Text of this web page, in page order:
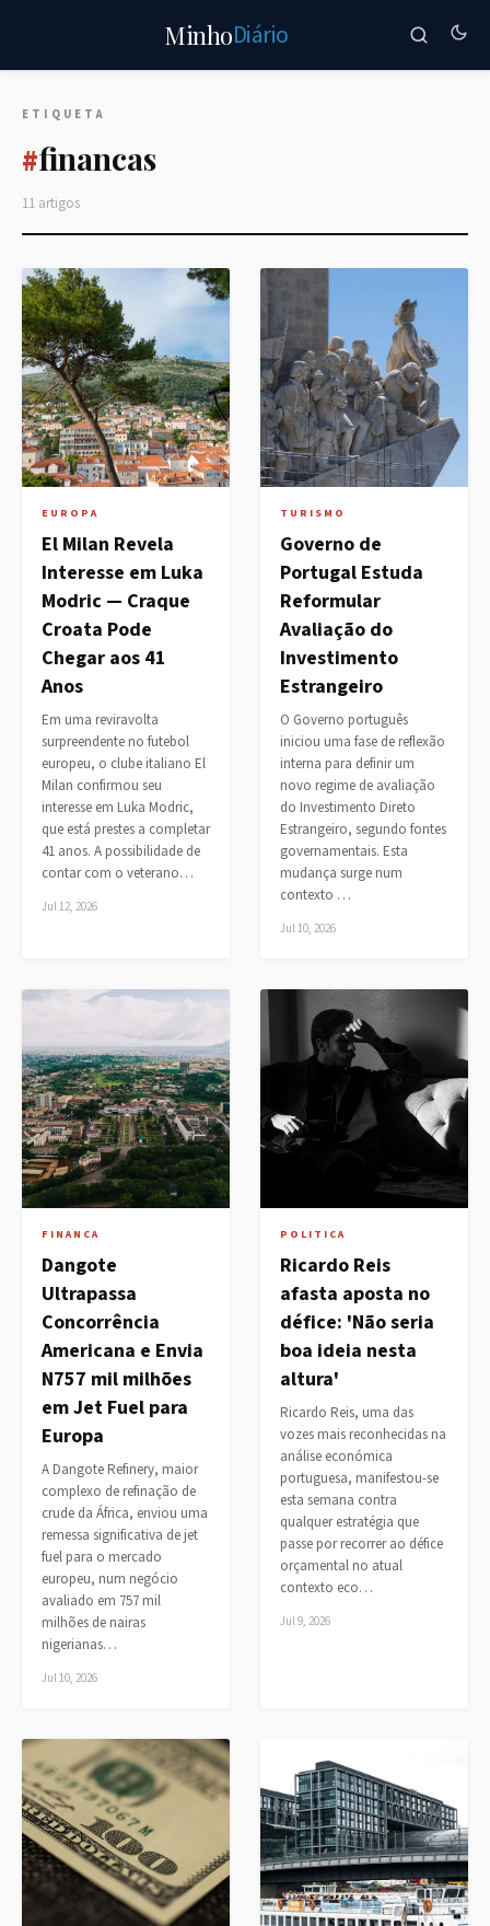
MinhoDiário
ETIQUETA
#financas
11 artigos
EUROPA
El Milan Revela
Interesse em Luka
Modric — Craque
Croata Pode
Chegar aos 41
Anos
Em uma reviravolta
surpreendente no futebol
europeu, o clube italiano El
Milan confirmou seu
interesse em Luka Modric,
que está prestes a completar
41 anos. A possibilidade de
contar com o veterano…
Jul 12, 2026
TURISMO
Governo de
Portugal Estuda
Reformular
Avaliação do
Investimento
Estrangeiro
O Governo português
iniciou uma fase de reflexão
interna para definir um
novo regime de avaliação
do Investimento Direto
Estrangeiro, segundo fontes
governamentais. Esta
mudança surge num
contexto …
Jul 10, 2026
FINANCA
Dangote
Ultrapassa
Concorrência
Americana e Envia
N757 mil milhões
em Jet Fuel para
Europa
A Dangote Refinery, maior
complexo de refinação de
crude da África, enviou uma
remessa significativa de jet
fuel para o mercado
europeu, num negócio
avaliado em 757 mil
milhões de nairas
nigerianas…
Jul 10, 2026
POLITICA
Ricardo Reis
afasta aposta no
défice: 'Não seria
boa ideia nesta
altura'
Ricardo Reis, uma das
vozes mais reconhecidas na
análise económica
portuguesa, manifestou-se
esta semana contra
qualquer estratégia que
passe por recorrer ao défice
orçamental no atual
contexto eco…
Jul 9, 2026